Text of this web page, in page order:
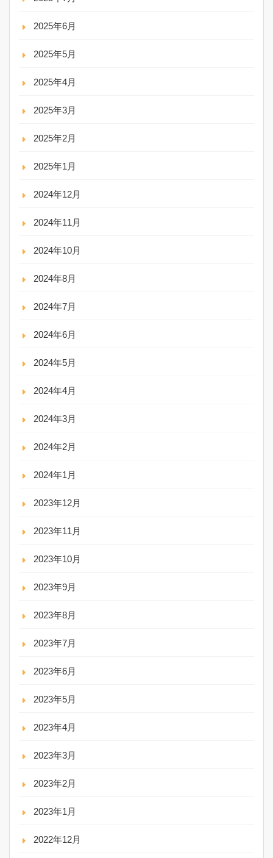
2025年6月
2025年5月
2025年4月
2025年3月
2025年2月
2025年1月
2024年12月
2024年11月
2024年10月
2024年8月
2024年7月
2024年6月
2024年5月
2024年4月
2024年3月
2024年2月
2024年1月
2023年12月
2023年11月
2023年10月
2023年9月
2023年8月
2023年7月
2023年6月
2023年5月
2023年4月
2023年3月
2023年2月
2023年1月
2022年12月